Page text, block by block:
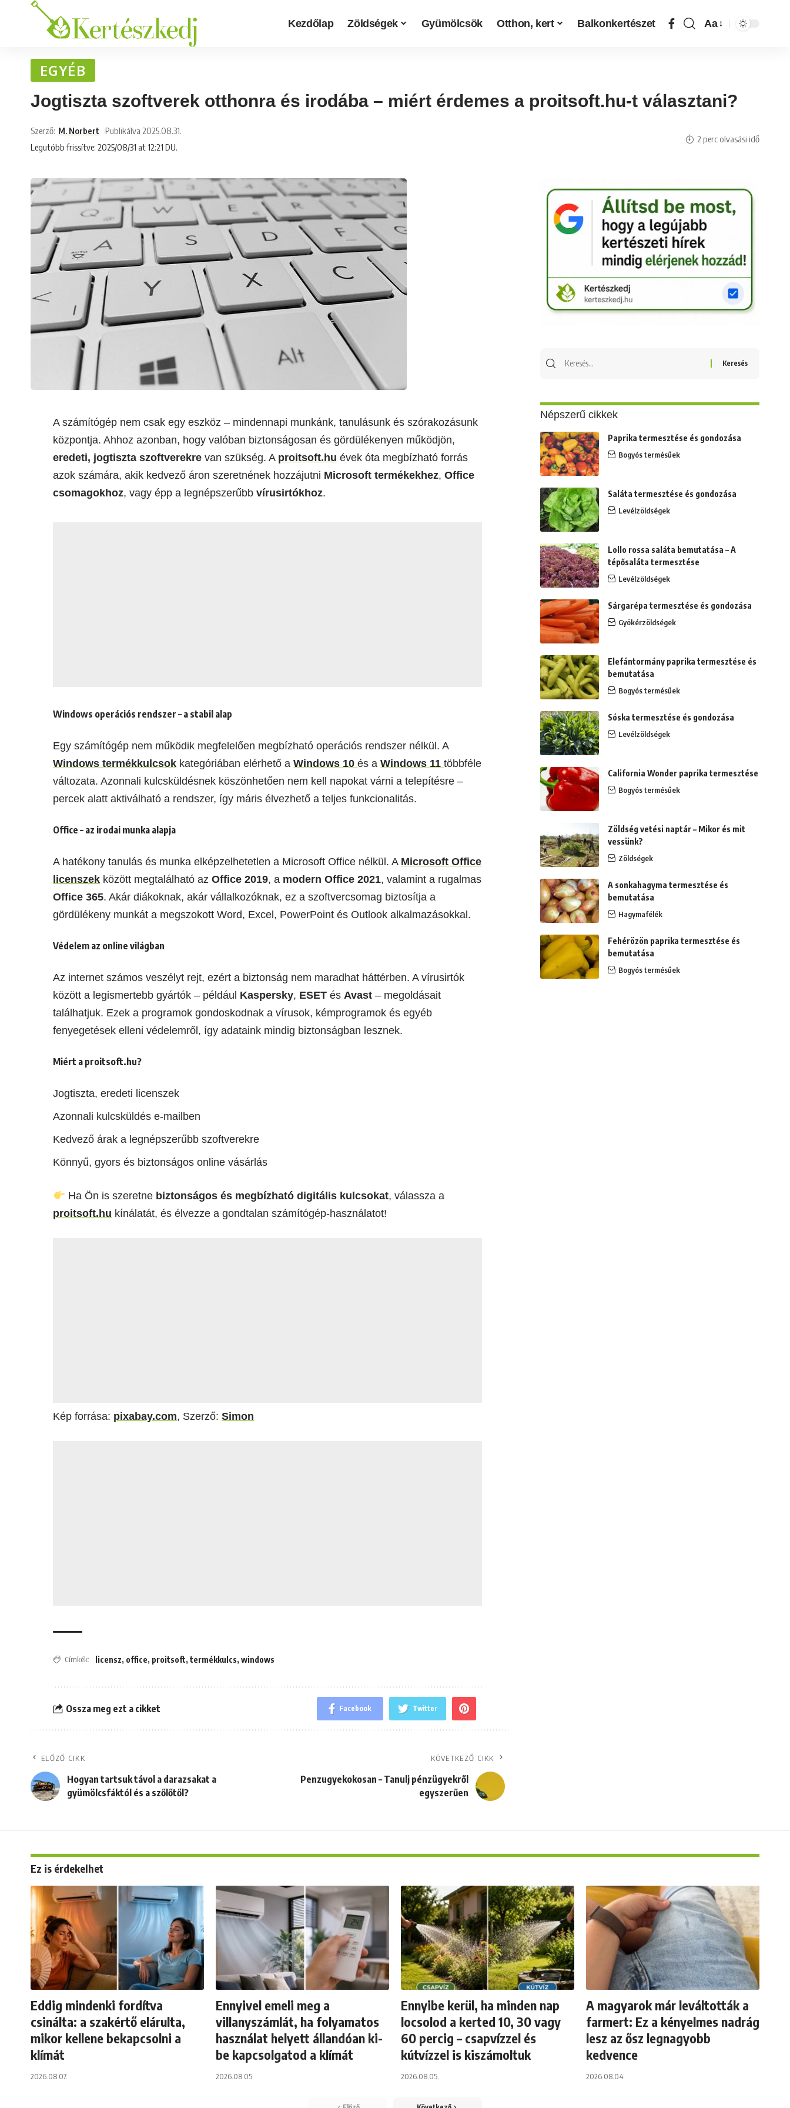
Kezdőlap Zöldségek Gyümölcsök Otthon, kert Balkonkertészet Aa
EGYÉB
Jogtiszta szoftverek otthonra és irodába – miért érdemes a proitsoft.hu-t választani?
Legutóbb frissítve: 2025/08/31 at 12:21 DU.
Szerző: M. Norbert Publikálva 2025.08.31.
2 perc olvasási idő
A számítógép nem csak egy eszköz – mindennapi munkánk, tanulásunk és szórakozásunk
központja. Ahhoz azonban, hogy valóban biztonságosan és gördülékenyen működjön,
eredeti, jogtiszta szoftverekre van szükség. A proitsoft.hu évek óta megbízható forrás
azok számára, akik kedvező áron szeretnének hozzájutni Microsoft termékekhez,Office
csomagokhoz, vagy épp a legnépszerűbbvírusirtókhoz.
Windows operációs rendszer – a stabil alap
Egy számítógép nem működik megfelelően megbízható operációs rendszer nélkül. A
Windows termékkulcsok kategóriában elérhető aWindows 10 és aWindows 11 többféle
változata. Azonnali kulcsküldésnek köszönhetően nem kell napokat várni a telepítésre –
percek alatt aktiválható a rendszer, így máris élvezhető a teljes funkcionalitás.
Office – az irodai munka alapja
A hatékony tanulás és munka elképzelhetetlen a Microsoft Office nélkül. A Microsoft Office
licenszek között megtalálható azOffice 2019, a modern Office 2021, valamint a rugalmas
Office 365. Akár diákoknak, akár vállalkozóknak, ez a szoftvercsomag biztosítja a
gördülékeny munkát a megszokott Word, Excel, PowerPoint és Outlook alkalmazásokkal.
Védelem az online világban
Az internet számos veszélyt rejt, ezért a biztonság nem maradhat háttérben. A vírusirtók
között a legismertebb gyártók – például Kaspersky, ESET ésAvast – megoldásait
találhatjuk. Ezek a programok gondoskodnak a vírusok, kémprogramok és egyéb
fenyegetések elleni védelemről, így adataink mindig biztonságban lesznek.
Miért a proitsoft.hu?
Jogtiszta, eredeti licenszek
Azonnali kulcsküldés e-mailben
Kedvező árak a legnépszerűbb szoftverekre
Könnyű, gyors és biztonságos online vásárlás
Ha Ön is szeretne biztonságos és megbízható digitális kulcsokat, válassza a
proitsoft.hu kínálatát, és élvezze a gondtalan számítógép-használatot!
Kép forrása: pixabay.com, Szerző:Simon
Címkék: licensz, office, proitsoft,termékkulcs,windows
Ossza meg ezt a cikket Facebook Twitter
ELŐZŐ CIKK
Hogyan tartsuk távol a darazsakat a
gyümölcsfáktól és a szőlőtől?
KÖVETKEZŐ CIKK
Penzugyekokosan – Tanulj pénzügyekről
egyszerűen
Népszerű cikkek
Paprika termesztése és gondozása
Bogyós termésűek
Saláta termesztése és gondozása
Levélzöldségek
Lollo rossa saláta bemutatása – A
tépősaláta termesztése
Levélzöldségek
Sárgarépa termesztése és gondozása
Gyökérzöldségek
Elefántormány paprika termesztése és
bemutatása
Bogyós termésűek
Sóska termesztése és gondozása
Levélzöldségek
California Wonder paprika termesztése
Bogyós termésűek
Zöldség vetési naptár – Mikor és mit
vessünk?
Zöldségek
A sonkahagyma termesztése és
bemutatása
Hagymafélék
Fehérözön paprika termesztése és
bemutatása
Bogyós termésűek
Ez is érdekelhet
Eddig mindenki fordítva
csinálta: a szakértő elárulta,
mikor kellene bekapcsolni a
klímát
2026.08.07.
Ennyivel emeli meg a
villanyszámlát, ha folyamatos
használat helyett állandóan ki-
be kapcsolgatod a klímát
2026.08.05.
Ennyibe kerül, ha minden nap
locsolod a kerted 10, 30 vagy
60 percig – csapvízzel és
kútvízzel is kiszámoltuk
2026.08.05.
A magyarok már leváltották a
farmert: Ez a kényelmes nadrág
lesz az ősz legnagyobb
kedvence
2026.08.04.